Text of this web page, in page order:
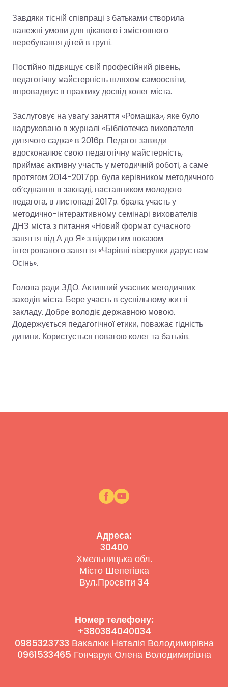
Завдяки тісній співпраці з батьками створила
належні умови для цікавого і змістовного
перебування дітей в групі.
Постійно підвищує свій професійний рівень,
педагогічну майстерність шляхом самоосвіти,
впроваджує в практику досвід колег міста.
Заслуговує на увагу заняття «Ромашка», яке було
надруковано в журналі «Бібліотечка вихователя
дитячого садка» в 2016р. Педагог завжди
вдосконалює свою педагогічну майстерність,
приймає активну участь у методичній роботі, а саме
протягом 2014-2017рр. була керівником методичного
об’єднання в закладі, наставником молодого
педагога, в листопаді 2017р. брала участь у
методично-інтерактивному семінарі вихователів
ДНЗ міста з питання «Новий формат сучасного
заняття від А до Я» з відкритим показом
інтегрованого заняття «Чарівні візерунки дарує нам
Осінь».
Голова ради ЗДО. Активний учасник методичних
заходів міста. Бере участь в суспільному житті
закладу. Добре володіє державною мовою.
Додержується педагогічної етики, поважає гідність
дитини. Користується повагою колег та батьків.
Адреса:
30400
Хмельницька обл.
Місто Шепетівка
Вул.Просвіти 34
Номер телефону:
+380384040034
0985323733 Вакалюк Наталія Володимирівна
0961533465 Гончарук Олена Володимирівна